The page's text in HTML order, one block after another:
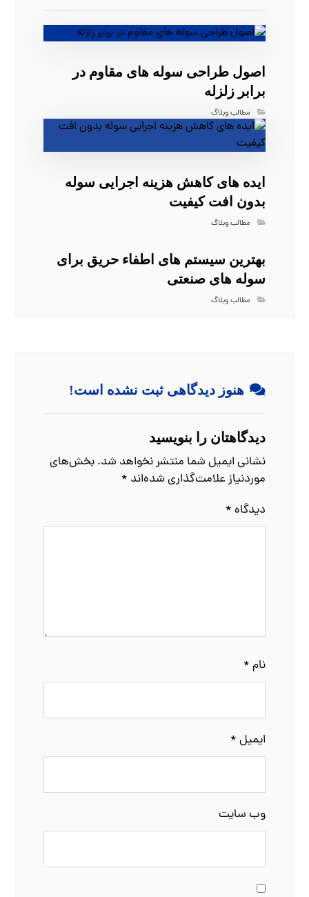
اصول طراحی سوله‌ های مقاوم در
برابر زلزله
مطالب وبلاگ
ایده‌ های کاهش هزینه اجرایی سوله
بدون افت کیفیت
مطالب وبلاگ
بهترین سیستم‌ های اطفاء حریق برای
سوله‌ های صنعتی
مطالب وبلاگ
هنوز دیدگاهی ثبت نشده است!
دیدگاهتان را بنویسید
نشانی ایمیل شما منتشر نخواهد شد. بخش‌های
موردنیاز علامت‌گذاری شده‌اند *
دیدگاه *
نام*
ایمیل*
وب‌ سایت